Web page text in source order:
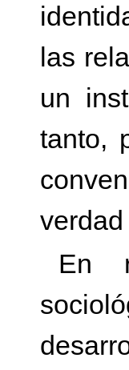
las
un
tanto,
En